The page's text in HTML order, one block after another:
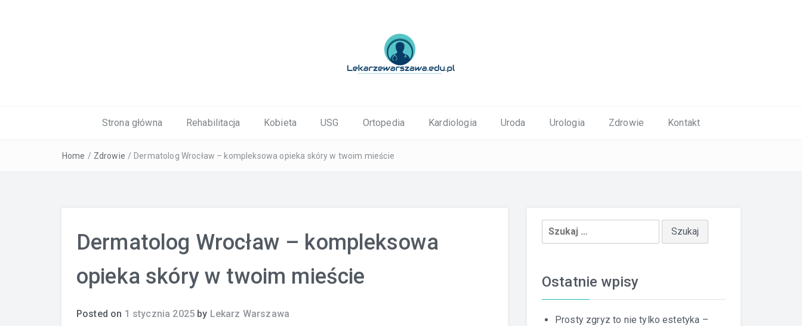
Strona główna Rehabilitacja Kobieta USG Ortopedia Kardiologia Uroda Urologia Zdrowie Kontakt
Home / Zdrowie / Dermatolog Wrocław – kompleksowa opieka skóry w twoim mieście
Dermatolog Wrocław – kompleksowa
opieka skóry w twoim mieście
Posted on 1 stycznia 2025 by Lekarz Warszawa
Szukaj:
Ostatnie wpisy
Prosty zgryz to nie tylko estetyka –